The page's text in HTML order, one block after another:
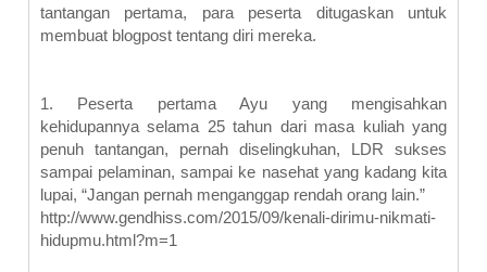
tantangan pertama, para peserta ditugaskan untuk
membuat blogpost tentang diri mereka.
1.
Peserta pertama Ayu yang mengisahkan
kehidupannya selama 25 tahun dari masa kuliah yang
penuh tantangan, pernah diselingkuhan, LDR sukses
sampai pelaminan, sampai ke nasehat yang kadang kita
lupai, “Jangan pernah menganggap rendah orang lain.”
http://www.gendhiss.com/2015/09/kenali-dirimu-nikmati-
hidupmu.html?m=1